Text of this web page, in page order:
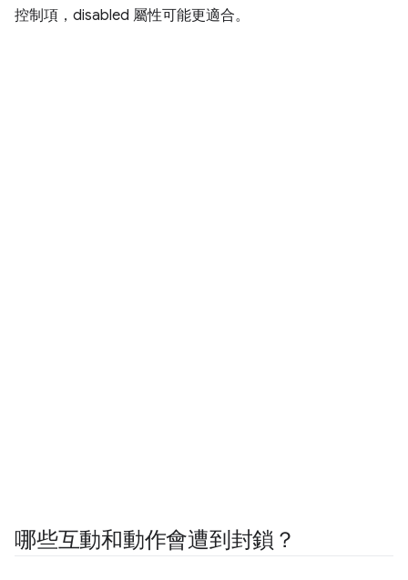
控制項，disabled 屬性可能更適合。
哪些互動和動作會遭到封鎖？